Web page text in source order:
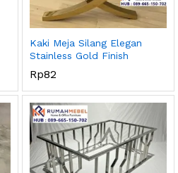
Kaki Meja Silang Elegan
Stainless Gold Finish
Rp82